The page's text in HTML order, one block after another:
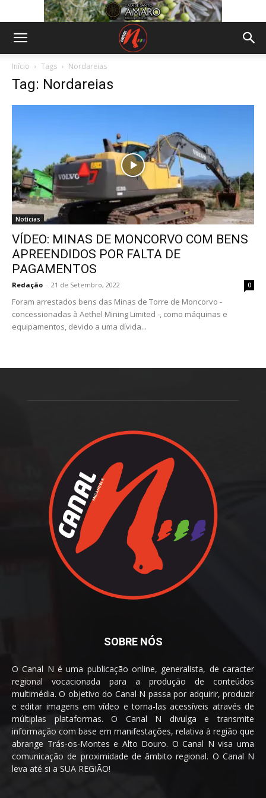
Início Tags Nordareias
Tag: Nordareias
Notícias
VÍDEO: MINAS DE MONCORVO COM BENS
APREENDIDOS POR FALTA DE
PAGAMENTOS
Redação - 21 de Setembro, 2022 0
Foram arrestados bens das Minas de Torre de Moncorvo -
concessionadas à Aethel Mining Limited -, como máquinas e
equipamentos, devido a uma dívida...
SOBRE NÓS
O Canal N é uma publicação online, generalista, de caracter
regional vocacionada para a produção de conteúdos
multimédia. O objetivo do Canal N passa por adquirir, produzir
e editar imagens em vídeo e torna-las acessíveis através de
múltiplas plataformas. O Canal N divulga e transmite
informação com base em manifestações, relativa à região que
abrange Trás-os-Montes e Alto Douro. O Canal N visa uma
comunicação de proximidade de âmbito regional. O Canal N
leva até si a SUA REGIÃO!